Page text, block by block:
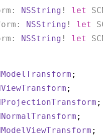
NSString ! let
NSString ! let
NSString ! let
;
;
;
;
;